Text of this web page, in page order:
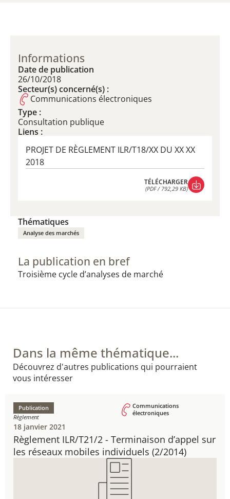
Informations
Date de publication
26/10/2018
Secteur(s) concerné(s) :
Communications électroniques
Type :
​Consultation publique
Liens :
PROJET DE RÈGLEMENT ILR/T18/XX DU XX XX
2018
TÉLÉCHARGER
(PDF / 792,29 KB)
Thématiques
Analyse des marchés
La publication en bref
​Troisième cycle d’analyses de marché
Dans la même thématique...
Découvrez d'autres publications qui pourraient
vous intéresser
Règlement ILR/T21/2 - ​Terminaison d’appel sur
les réseaux mobiles individuels ​(2/2014)
Publication
Règlement
Communications
électroniques
18 janvier 2021